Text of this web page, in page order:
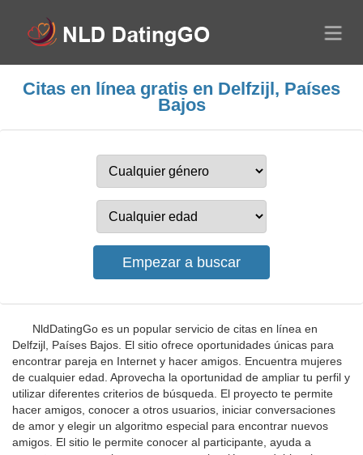
Citas en línea gratis en Delfzijl, Países
Bajos
NldDatingGo es un popular servicio de citas en línea en
Delfzijl, Países Bajos. El sitio ofrece oportunidades únicas para
encontrar pareja en Internet y hacer amigos. Encuentra mujeres
de cualquier edad. Aprovecha la oportunidad de ampliar tu perfil y
utilizar diferentes criterios de búsqueda. El proyecto te permite
hacer amigos, conocer a otros usuarios, iniciar conversaciones
de amor y elegir un algoritmo especial para encontrar nuevos
amigos. El sitio le permite conocer al participante, ayuda a